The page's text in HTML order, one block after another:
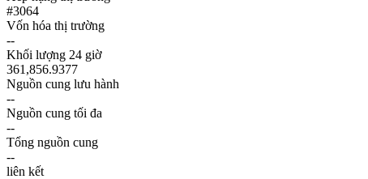
#3064
Vốn hóa thị trường
--
Khối lượng 24 giờ
361,856.9377
Nguồn cung lưu hành
--
Nguồn cung tối đa
--
Tổng nguồn cung
--
liên kết